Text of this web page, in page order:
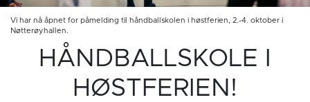
Vi har nå åpnet for påmelding til håndballskolen i høstferien, 2.-4. oktober i
Nøtterøyhallen.
HÅNDBALLSKOLE I
HØSTFERIEN!